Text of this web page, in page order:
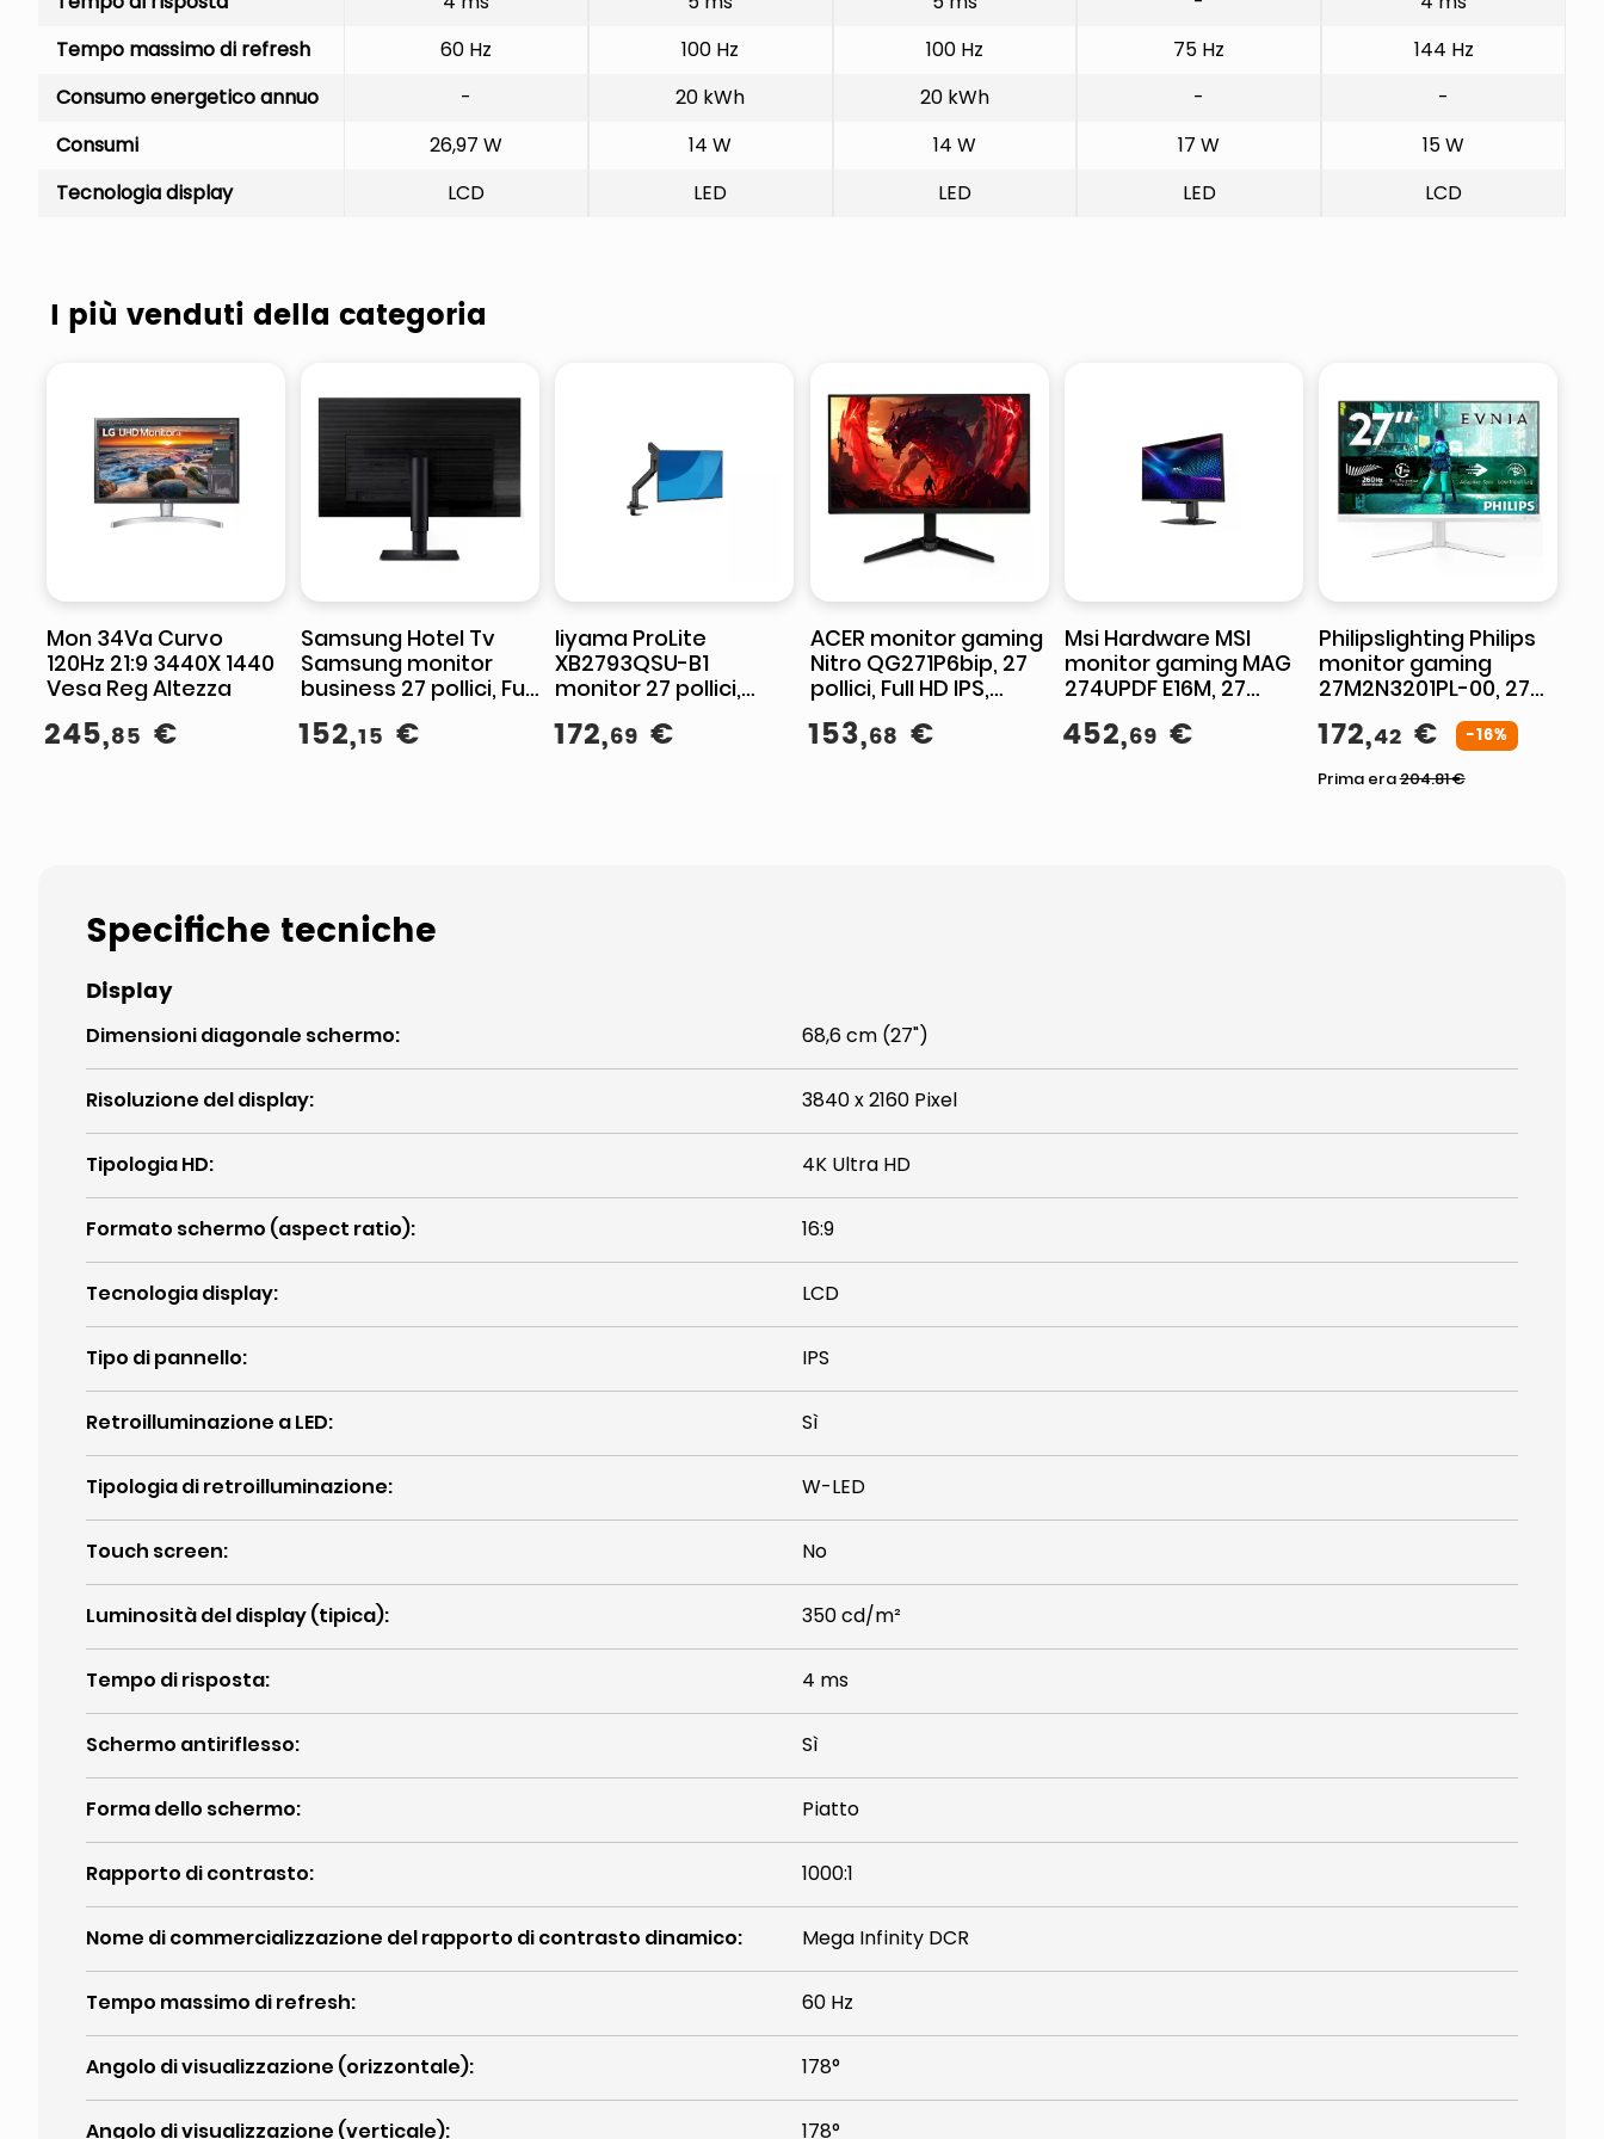
Tempo massimo di refresh
60 Hz 100 Hz 100 Hz 75 Hz
144 Hz
Consumo energetico annuo
- 20 kWh 20 kWh -
-
Consumi
26,97 W 14 W 14 W 17 W
15 W
Tecnologia display
LCD LED LED LED LCD
I più venduti della categoria
Mon 34Va Curvo
120Hz 21:9 3440X 1440
Vesa Reg Altezza
245,85 €
Samsung Hotel Tv
Samsung monitor
business 27 pollici, Full
100Hz, altoparlanti
152,15 €
Iiyama ProLite
XB2793QSU-B1
monitor 27 pollici,
IPS, 75 Hz, AMD
172,69 €
ACER monitor gaming
Nitro QG271P6bip, 27
pollici, Full HD IPS,
144Hz, 1ms, AMD
FreeSync, nero
153,68 €
Msi Hardware MSI
monitor gaming MAG
274UPDF E16M, 27
LED, Rapid IPS, 160Hz,
452,69 €
Philipslighting Philips
monitor gaming
27M2N3201PL-00, 27
pollici Full HD, Fast IPS,
260 Hz, 1 ms, HDR10,
172,42 € -16%
Prima era204.81€
Specifiche tecniche
Display
Dimensioni diagonale schermo: 68,6 cm (27")
Risoluzione del display: 3840 x 2160 Pixel
Tipologia HD: 4K Ultra HD
Formato schermo (aspect ratio): 16:9
Tecnologia display: LCD
Tipo di pannello: IPS
Retroilluminazione a LED: Sì
Tipologia di retroilluminazione: W-LED
Touch screen: No
Luminosità del display (tipica): 350 cd/m²
Tempo di risposta: 4 ms
Schermo antiriflesso: Sì
Forma dello schermo: Piatto
Rapporto di contrasto: 1000:1
Nome di commercializzazione del rapporto di contrasto dinamico: Mega Infinity DCR
Tempo massimo di refresh: 60 Hz
Angolo di visualizzazione (orizzontale): 178°
Angolo di visualizzazione (verticale): 178°